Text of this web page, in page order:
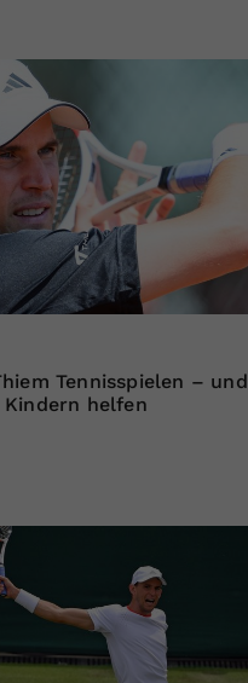
Tennisspielen – und
helfen